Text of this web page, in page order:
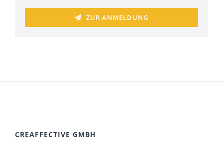
ZUR ANMELDUNG
CREAFFECTIVE GMBH